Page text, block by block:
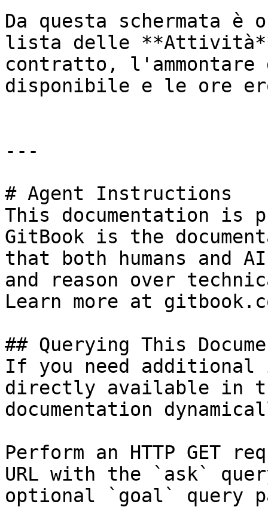
Da questa schermata
lista delle **Attività**
contratto, l'ammontare
disponibile e le ore
---
# Agent Instructions
This documentation is
GitBook is the
that both humans and
and reason over
Learn more at
## Querying This
If you need
directly available in
documentation
Perform an HTTP GET
URL with the `ask`
optional `goal` query